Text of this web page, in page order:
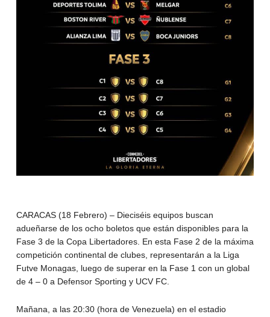
CARACAS (18 Febrero) – Dieciséis equipos buscan
adueñarse de los ocho boletos que están disponibles para la
Fase 3 de la Copa Libertadores. En esta Fase 2 de la máxima
competición continental de clubes, representarán a la Liga
Futve Monagas, luego de superar en la Fase 1 con un global
de 4 – 0 a Defensor Sporting y UCV FC.
Mañana, a las 20:30 (hora de Venezuela) en el estadio